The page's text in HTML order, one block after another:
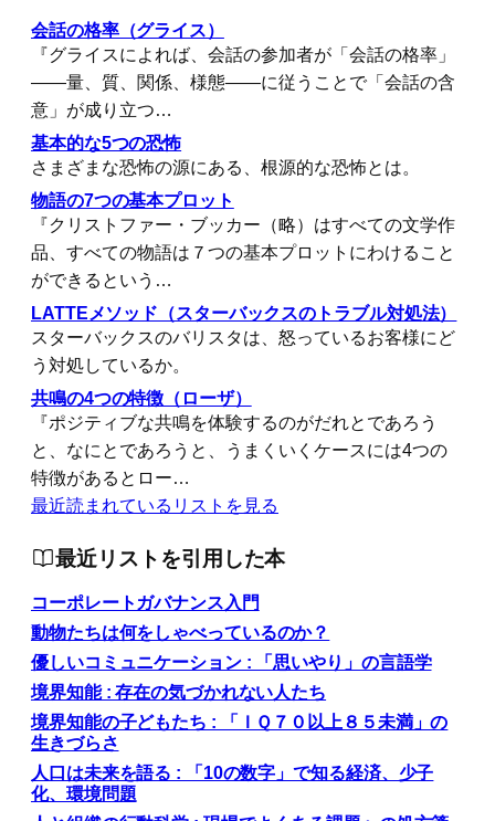
会話の格率（グライス）
『グライスによれば、会話の参加者が「会話の格率」
――量、質、関係、様態――に従うことで「会話の含
意」が成り立つ…
基本的な5つの恐怖
さまざまな恐怖の源にある、根源的な恐怖とは。
物語の7つの基本プロット
『クリストファー・ブッカー（略）はすべての文学作
品、すべての物語は７つの基本プロットにわけること
ができるという…
LATTEメソッド（スターバックスのトラブル対処法）
スターバックスのバリスタは、怒っているお客様にど
う対処しているか。
共鳴の4つの特徴（ローザ）
『ポジティブな共鳴を体験するのがだれとであろう
と、なにとであろうと、うまくいくケースには4つの
特徴があるとロー…
最近読まれているリストを見る
最近リストを引用した本
コーポレートガバナンス入門
動物たちは何をしゃべっているのか？
優しいコミュニケーション : 「思いやり」の言語学
境界知能 : 存在の気づかれない人たち
境界知能の子どもたち : 「ＩＱ７０以上８５未満」の
生きづらさ
人口は未来を語る : 「10の数字」で知る経済、少子
化、環境問題